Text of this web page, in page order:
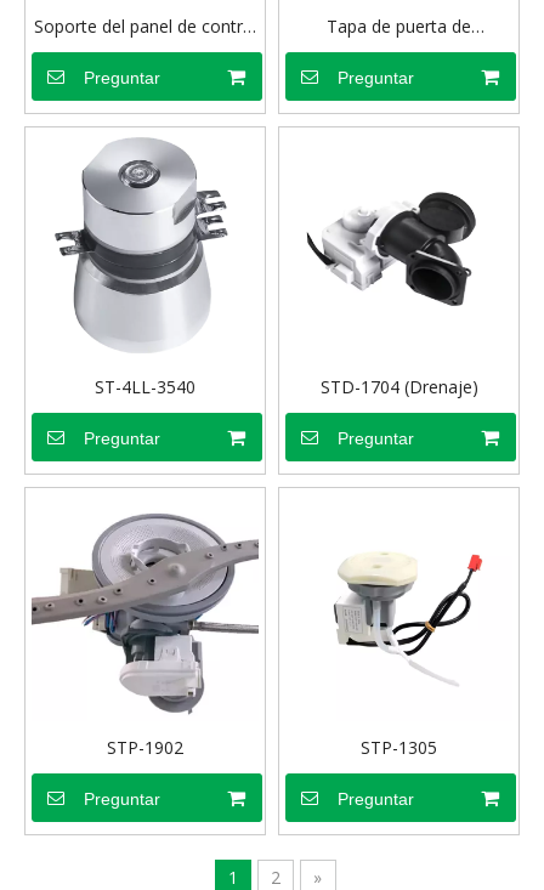
Soporte del panel de control
principal
Preguntar
Tapa de puerta de
lavavajillas
Preguntar
ST-4LL-3540
Preguntar
STD-1704 (Drenaje)
Preguntar
STP-1902
Preguntar
STP-1305
Preguntar
1 2 »